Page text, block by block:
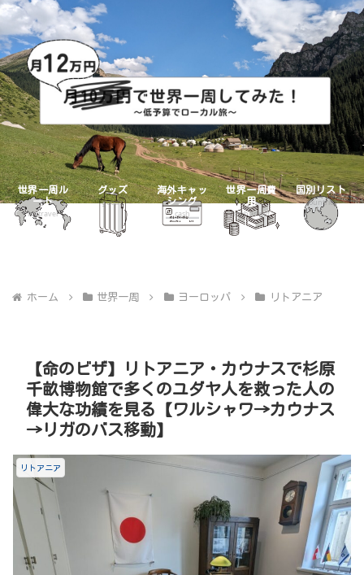
世界一周ル
ート
mytravel
グッズ
goods
海外キャッ
シング
cash
世界一周費
用
mybudget
国別リスト
countries
ホーム 世界一周 ヨーロッパ リトアニア
【命のビザ】リトアニア・カウナスで杉原
千畝博物館で多くのユダヤ人を救った人の
偉大な功績を見る【ワルシャワ→カウナス
→リガのバス移動】
リトアニア